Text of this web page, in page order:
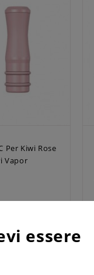
essere
Per Kiwi Rose
Vapor